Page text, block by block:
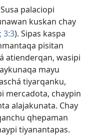
palaciopi
kuskan chay
3:3). Sipas kaspa
pisitan
atienderqan, wasipi
mayu
tiyarqanku,
mercadota, chaypin
alajakunata. Chay
qhepaman
tiyanantapas.